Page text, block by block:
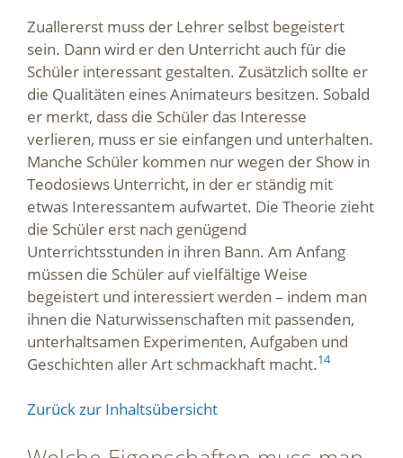
Zuallererst muss der Lehrer selbst begeistert
sein. Dann wird er den Unterricht auch für die
Schüler interessant gestalten. Zusätzlich sollte er
die Qualitäten eines Animateurs besitzen. Sobald
er merkt, dass die Schüler das Interesse
verlieren, muss er sie einfangen und unterhalten.
Manche Schüler kommen nur wegen der Show in
Teodosiews Unterricht, in der er ständig mit
etwas Interessantem aufwartet. Die Theorie zieht
die Schüler erst nach genügend
Unterrichtsstunden in ihren Bann. Am Anfang
müssen die Schüler auf vielfältige Weise
begeistert und interessiert werden – indem man
ihnen die Naturwissenschaften mit passenden,
unterhaltsamen Experimenten, Aufgaben und
Geschichten aller Art schmackhaft macht.14
Zurück zur Inhaltsübersicht